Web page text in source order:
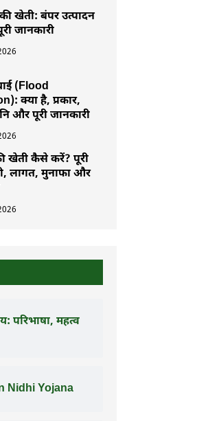
खेती: बंपर उत्पादन
जानकारी
(Flood
क्या है, प्रकार,
और पूरी जानकारी
खेती कैसे करें? पूरी
लागत, मुनाफा और
परिभाषा, महत्व
Nidhi Yojana